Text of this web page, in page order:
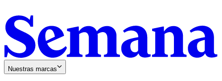
Nuestras marcas